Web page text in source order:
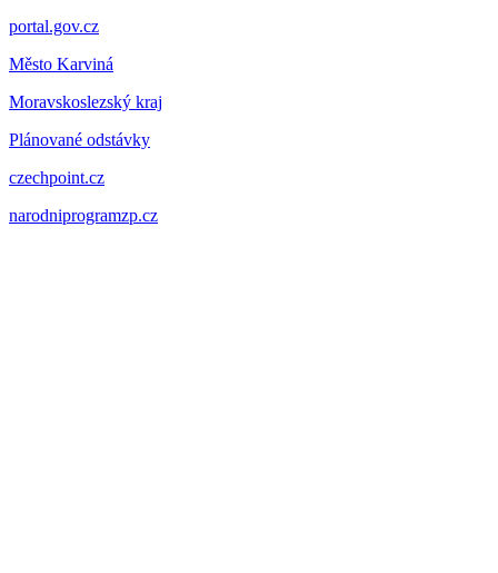
portal.gov.cz
Město Karviná
Moravskoslezský kraj
Plánované odstávky
czechpoint.cz
narodniprogramzp.cz